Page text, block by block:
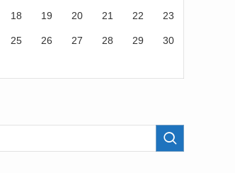
18 19 20 21 22 23
25 26 27 28 29 30